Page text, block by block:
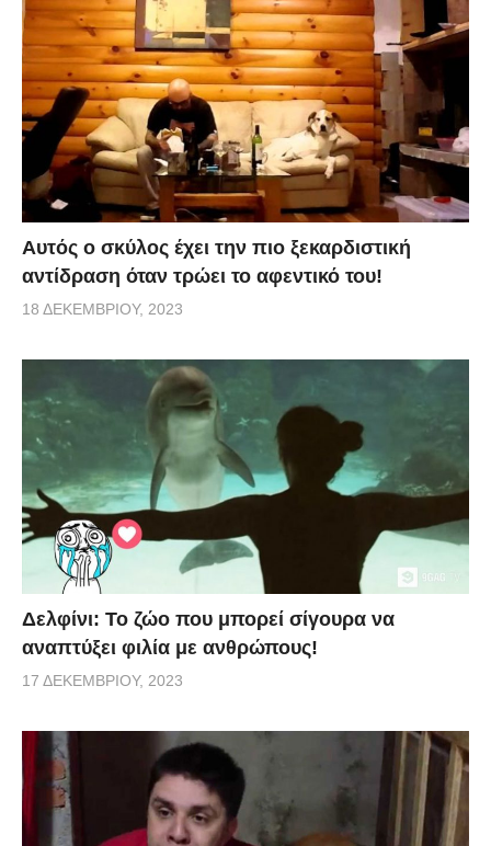
Αυτός ο σκύλος έχει την πιο ξεκαρδιστική
αντίδραση όταν τρώει το αφεντικό του!
18 ΔΕΚΕΜΒΡΊΟΥ, 2023
Δελφίνι: Το ζώο που μπορεί σίγουρα να
αναπτύξει φιλία με ανθρώπους!
17 ΔΕΚΕΜΒΡΊΟΥ, 2023